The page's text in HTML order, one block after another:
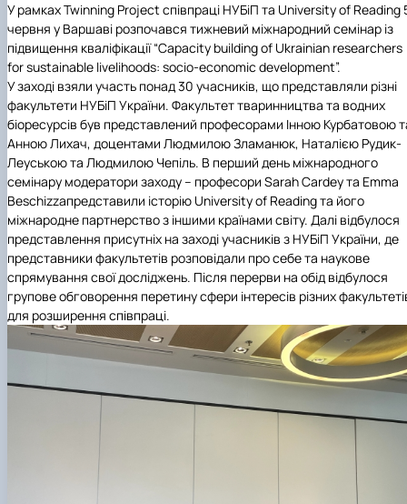
У рамках Twinning Project співпраці НУБіП та University of Reading
червня у Варшаві розпочався тижневий міжнародний семінар із
підвищення кваліфікації“Capacity building of Ukrainian researchers
for sustainable livelihoods: socio-economic development”.
У заході взяли участь понад 30 учасників, що представляли різні
факультети НУБіП України. Факультет тваринництва та водних
біоресурсів був представлений професорами Інною Курбатовою
Анною Лихач, доцентами Людмилою Зламанюк, Наталією Рудик-
Леуською та Людмилою Чепіль. В перший день міжнародного
семінару модератори заходу– професори Sarah Cardey та Emma
Beschizzaпредставили історію University of Reading та його
міжнародне партнерство з іншими країнами світу. Далі відбулося
представлення присутніх на заході учасників з НУБіП України, де
представники факультетів розповідали про себе та наукове
спрямування свої досліджень. Після перерви на обід відбулося
групове обговорення перетину сфери інтересів різних
для розширення співпраці.